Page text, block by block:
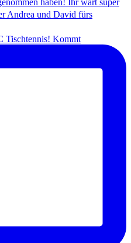
Tischtennis! Kommt